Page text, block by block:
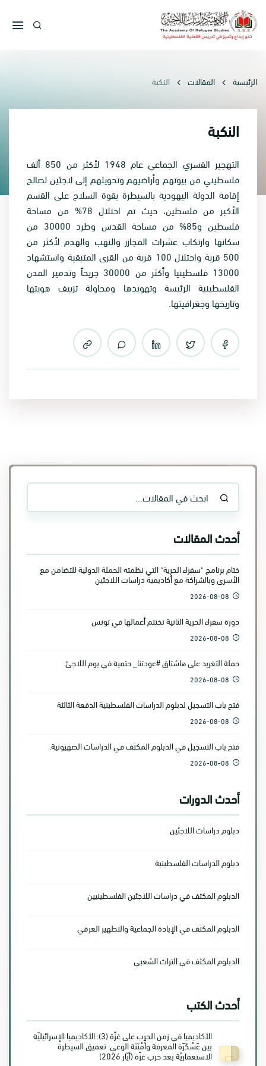
الرئيسية المقالات النكبة
النكبة
التهجير القسري الجماعي عام 1948 لأكثر من 850 ألف
فلسطيني من بيوتهم وأراضيهم وتحويلهم إلى لاجئين لصالح
إقامة الدولة اليهودية بالسيطرة بقوة السلاح على القسم
الأكبر من فلسطين، حيث تم احتلال 78% من مساحة
فلسطين و85% من مساحة القدس وطرد 30000 من
سكانها وارتكاب عشرات المجازر والنهب والهدم لأكثر من
500 قرية واحتلال 100 قرية من القرى المتبقية واستشهاد
13000 فلسطينيا وأكثر من 30000 جريحاً وتدمير المدن
الفلسطينية الرئيسة وتهويدها ومحاولة تزييف هويتها
وتاريخها وجغرافيتها.
أحدث المقالات
ختام برنامج "سفراء الحرية" التي نظمته الحملة الدولية للتضامن مع
الأسرى وبالشراكة مع أكاديمية دراسات اللاجئين
2026-08-08
دورة سفراء الحرية الثانية تختتم أعمالها في تونس
2026-08-08
حملة التغريد على هاشتاق #عودتنا_ حتمية في يوم اللاجئ
2026-08-08
فتح باب التسجيل لدبلوم الدراسات الفلسطينية الدفعة الثالثة
2026-08-08
فتح باب التسجيل في الدبلوم المكثف في الدراسات الصهيونية.
2026-08-08
أحدث الدورات
دبلوم دراسات اللاجئين
دبلوم الدراسات الفلسطينية
الدبلوم المكثف في دراسات اللاجئين الفلسطينيين
الدبلوم المكثف في الإبادة الجماعية والتطهير العرقي
الدبلوم المكثف في التراث الشعبي
أحدث الكتب
الأكاديميا في زمن الحرب على غزّة (3): الأكاديميا الإسرائيليّة
بين عَسْكَرَة المعرفة وأَمْنَنَة الوعي: تعميق السيطرة
الاستعماريّة بعد حرب غزّة (أيّار 2026)